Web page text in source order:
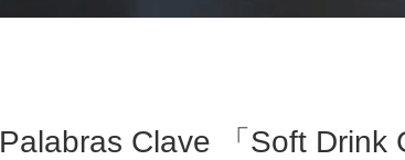
Palabras Clave 「soft Drink